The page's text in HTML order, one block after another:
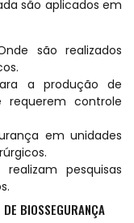
são aplicados em
são realizados
a produção de
requerem controle
em unidades
pesquisas
BIOSSEGURANÇA